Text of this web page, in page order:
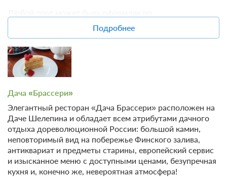
Требуется внесение предоплаты в течение 2 часов.
Сумма предоплаты составляет 27600 руб.
27 600
индивидуальному дизайну.
Вы также можете сделать заказ во время отдыха,
обратившись к администратору ресторана Дача
Брассери.
Подробнее
Дача «Брассери»
Элегантный ресторан «Дача Брассери» расположен на
Даче Шелепина и обладает всем атрибутами дачного
отдыха дореволюционной России: большой камин,
неповторимый вид на побережье Финского залива,
антиквариат и предметы старины, европейский сервис
и изысканное меню с доступными ценами, безупречная
кухня и, конечно же, невероятная атмосфера!